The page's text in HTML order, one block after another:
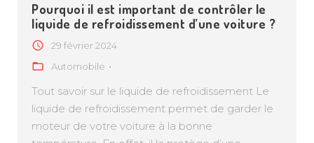
Pourquoi il est important de contrôler le
liquide de refroidissement d’une voiture ?
29 février 2024
Automobile
Tout savoir sur le liquide de refroidissement Le
liquide de refroidissement permet de garder le
moteur de votre voiture à la bonne